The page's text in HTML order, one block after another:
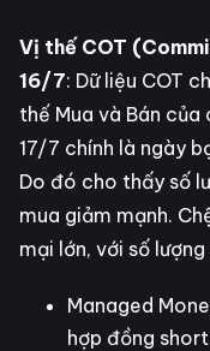
Vị thế COT
16/7: Dữ liệu COT
thế Mua và Bán
17/7 chính là ngày
Do đó cho thấy số
mua giảm mạnh.
mại lớn, với số
Managed
hợp đồng